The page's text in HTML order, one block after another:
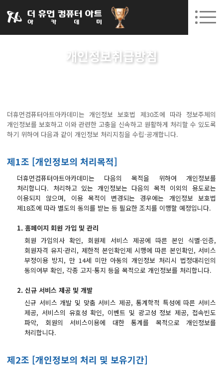
031-252-7277 수원캠퍼스 개강 08. 12.(수)
개인정보취급방침
더휴먼컴퓨터아트아카데미는 개인정보 보호법 제30조에 따라 정보주체의
개인정보를 보호하고 이와 관련한 고충을 신속하고 원활하게 처리할 수 있도록
하기 위하여 다음과 같이 개인정보 처리지침을 수립·공개합니다.
제1조 [개인정보의 처리목적]
더휴먼컴퓨터아트아카데미는 다음의 목적을 위하여 개인정보를
처리합니다. 처리하고 있는 개인정보는 다음의 목적 이외의 용도로는
이용되지 않으며, 이용 목적이 변경되는 경우에는 개인정보 보호법
제18조에 따라 별도의 동의를 받는 등 필요한 조치를 이행할 예정입니다.
1. 홈페이지 회원 가입 및 관리
회원 가입의사 확인, 회원제 서비스 제공에 따른 본인 식별·인증,
회원자격 유지·관리, 제한적 본인확인제 시행에 따른 본인확인, 서비스
부정이용 방지, 만 14세 미만 아동의 개인정보 처리시 법정대리인의
동의여부 확인, 각종 고지·통지 등을 목적으로 개인정보를 처리합니다.
2. 신규 서비스 제공 및 개발
신규 서비스 개발 및 맞춤 서비스 제공, 통계학적 특성에 따른 서비스
제공, 서비스의 유효성 확인, 이벤트 및 광고성 정보 제공, 접속빈도
파악, 회원의 서비스이용에 대한 통계를 목적으로 개인정보를
처리합니다.
제2조 [개인정보의 처리 및 보유기간]
오시는길
공지사항
생성형AI
실업자
BIM 건축설계 및 실내건축설계(캐드(CAD),맥스(MAX),레빗(REVIT))실무자 양성과정
React, Veu 프레임워크 기반 프론트엔드 개발 양성 지원
반응형/웹퍼블리셔/프론트엔드 웹개발자(웹디자인)
반응형/웹퍼블리셔/프론트엔드 웹개발자(웹디자인기능사 과정평가형)
자바(Java)기반 JSP/스프링 웹개발자(정보처리산업기사)(과정평가형)
디지털컨버전스 자바(JAVA)개발자(전자정부 프레임워크/SPRING)
전산세무회계 자격취득과정[전산회계1급/전산세무2급/FAT1급/TAT2급]
컴퓨터활용능력2급(필기+실기) 및 ITQ자격증 취득(한글,엑셀,파워포인트)
전기기능사(필기+실기) 자격증 취득과정